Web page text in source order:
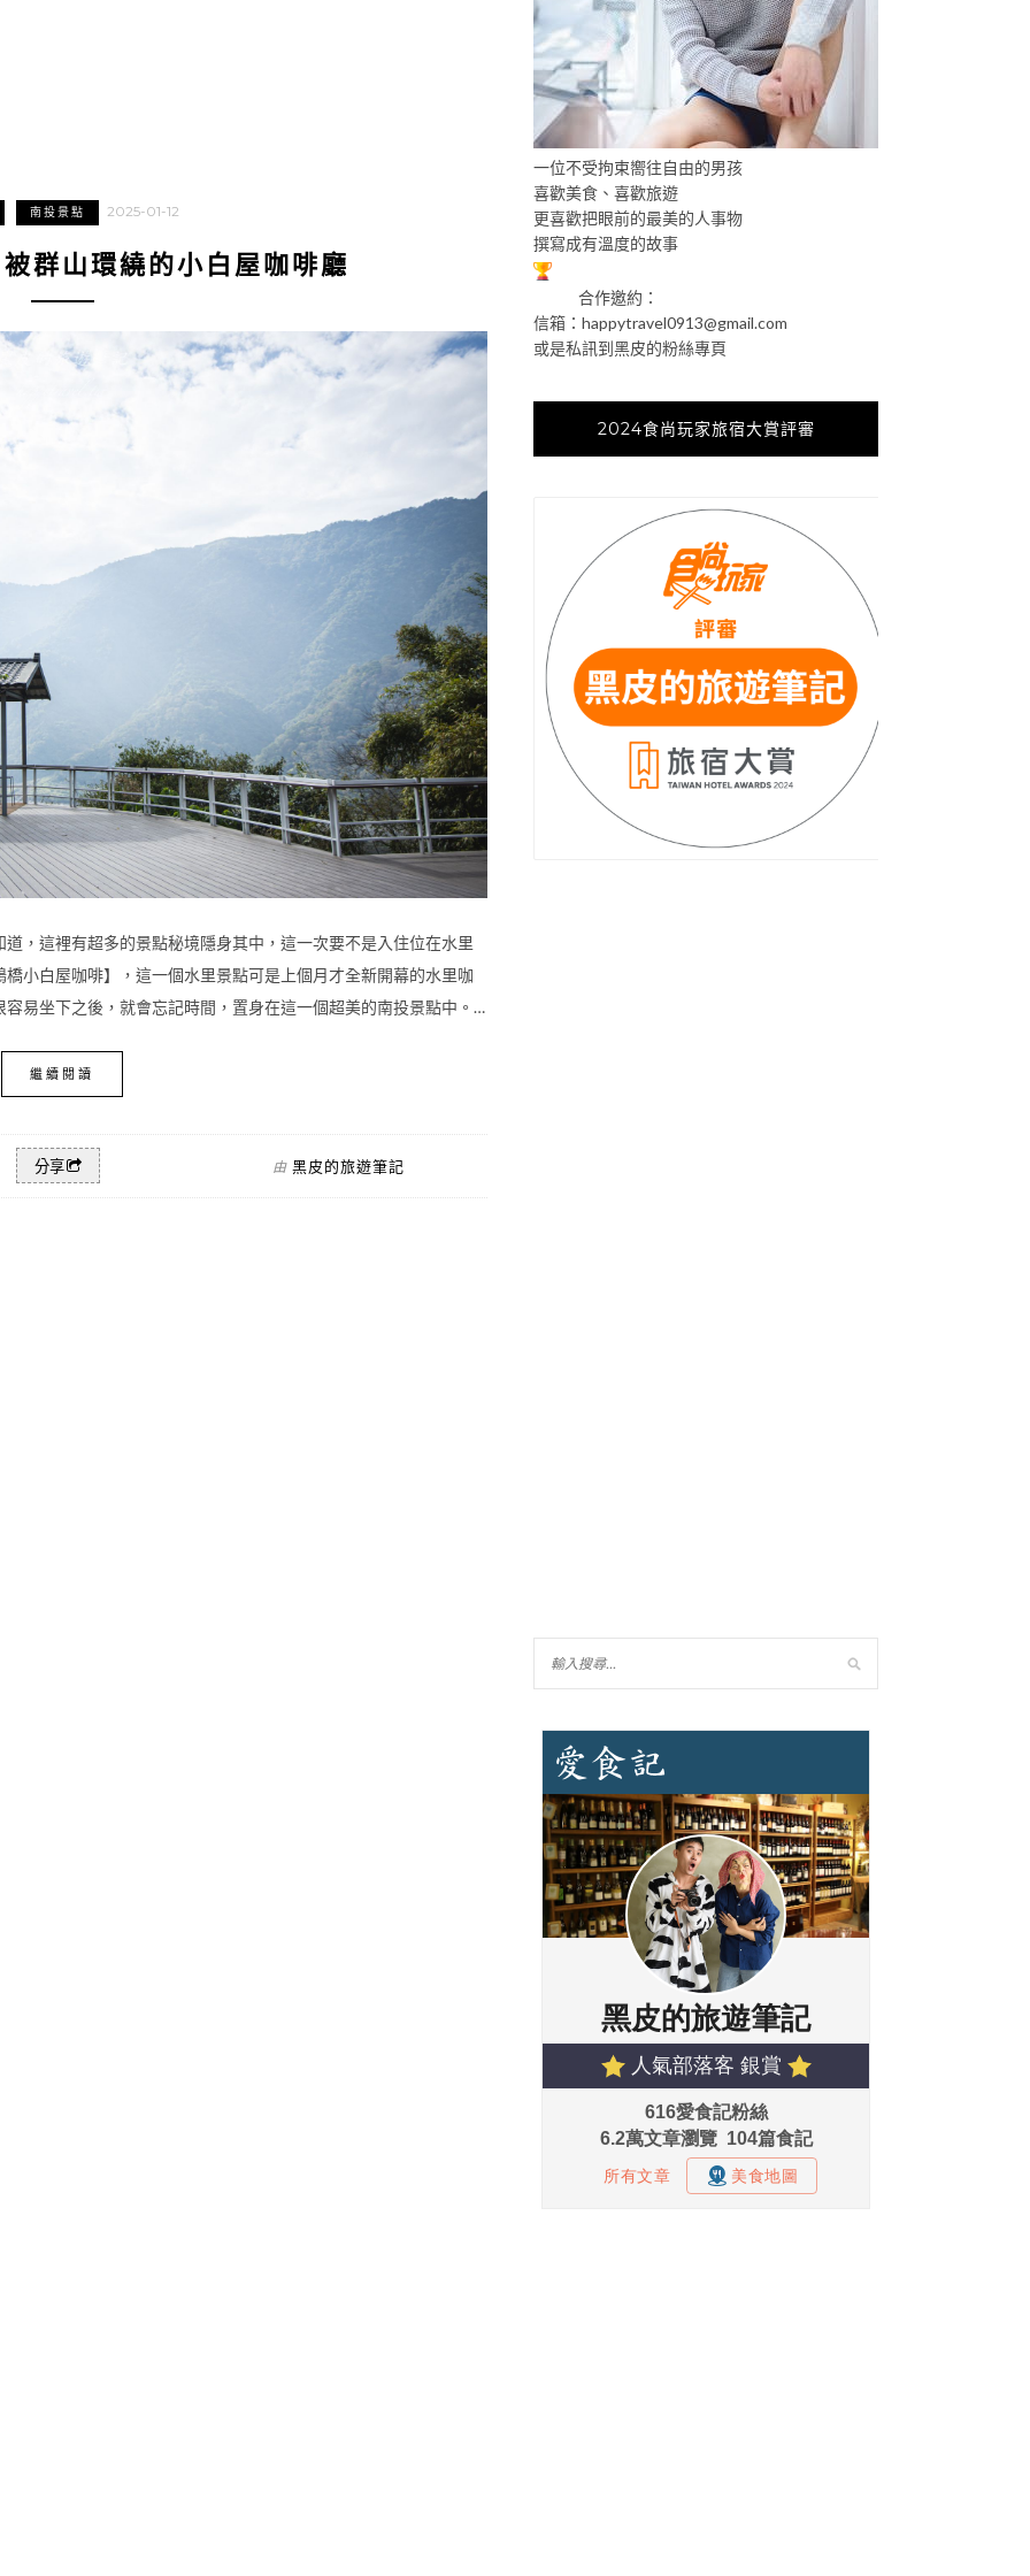
南投景點 2025-01-12
群山環繞的小白屋咖啡廳
，這裡有超多的景點秘境隱身其中，這一次要不是入住位在水里
小白屋咖啡】，這一個水里景點可是上個月才全新開幕的水里咖
易坐下之後，就會忘記時間，置身在這一個超美的南投景點中。…
繼續閱讀
分享 由 黑皮的旅遊筆記
一位不受拘束嚮往自由的男孩
喜歡美食、喜歡旅遊
更喜歡把眼前的最美的人事物
撰寫成有溫度的故事
合作邀約：
信箱： happytravel0913@gmail.com
或是私訊到黑皮的粉絲專頁
2024食尚玩家旅宿大賞評審